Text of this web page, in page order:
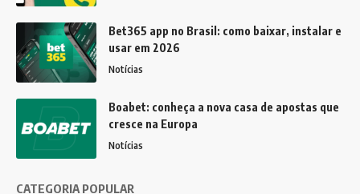
Bet365 app no Brasil: como baixar, instalar e
usar em 2026
Notícias
Boabet: conheça a nova casa de apostas que
cresce na Europa
Notícias
CATEGORIA POPULAR